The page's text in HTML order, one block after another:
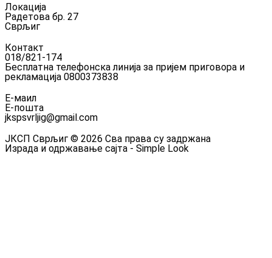
Локација
Радетова бр. 27
Сврљиг
Контакт
018/821-174
Бесплатна телефонска линија за пријем приговора и
рекламација 0800373838
Е-маил
Е-пошта
jkspsvrljig@gmail.com
ЈКСП Сврљиг © 2026 Сва права су задржана
Израда и одржавање сајта - Simple Look